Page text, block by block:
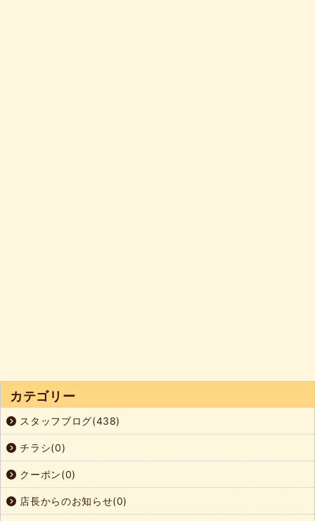
カテゴリー
スタッフブログ(438)
チラシ(0)
クーポン(0)
店長からのお知らせ(0)